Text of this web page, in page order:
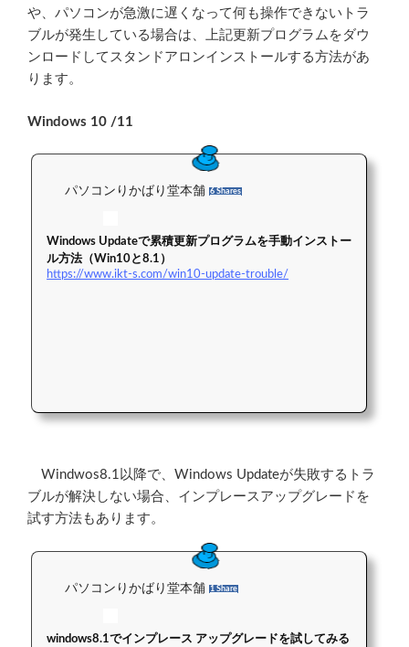
や、パソコンが急激に遅くなって何も操作できないトラ
ブルが発生している場合は、上記更新プログラムをダウ
ンロードしてスタンドアロンインストールする方法があ
ります。
Windows 10 /11
パソコンりかばり堂本舗 6 Shares
Windows Updateで累積更新プログラムを手動インストー
ル方法（Win10と8.1）
https://www.ikt-s.com/win10-update-trouble/
Windwos8.1以降で、Windows Updateが失敗するトラ
ブルが解決しない場合、インプレースアップグレードを
試す方法もあります。
パソコンりかばり堂本舗 1 Share
windows8.1でインプレース アップグレードを試してみる